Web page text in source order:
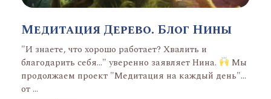
Медитация Дерево. Блог Нины
"И знаете, что хорошо работает? Хвалить и
благодарить себя..." уверенно заявляет Нина.
Мы
продолжаем проект "Медитация на каждый день"
от ...